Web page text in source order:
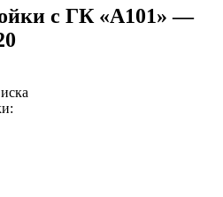
c ГК «А101» —